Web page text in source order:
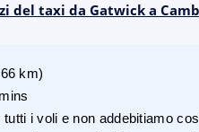
del taxi da Gatwick a
km)
i voli e non addebitiamo